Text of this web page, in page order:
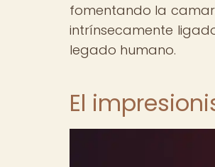
fomentando la
intrínsecamente
legado humano.
El